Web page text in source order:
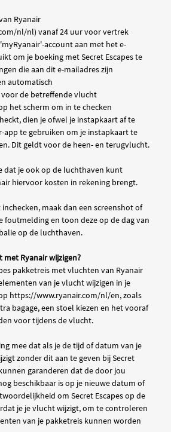
Ryanair
nl/nl) vanaf 24 uur voor vertrek
account aan met het e-
om je boeking met Secret Escapes te
die aan dit e-mailadres zijn
automatisch
voor de betreffende vlucht
het scherm om in te checken
dien je ofwel je instapkaart af te
app te gebruiken om je instapkaart te
Dit geldt voor de heen- en terugvlucht.
dat je ook op de luchthaven kunt
hiervoor kosten in rekening brengt.
maak dan een screenshot of
foutmelding en toon deze op de dag van
op de luchthaven.
Ryanair wijzigen?
pakketreis met vluchten van Ryanair
van je vlucht wijzigen in je
https://www.ryanair.com/nl/en, zoals
bagage, een stoel kiezen en het vooraf
voor tijdens de vlucht.
mee dat als je de tijd of datum van je
zonder dit aan te geven bij Secret
garanderen dat de door jou
beschikbaar is op je nieuwe datum of
om Secret Escapes op de
je je vlucht wijzigt, om te controleren
van je pakketreis kunnen worden